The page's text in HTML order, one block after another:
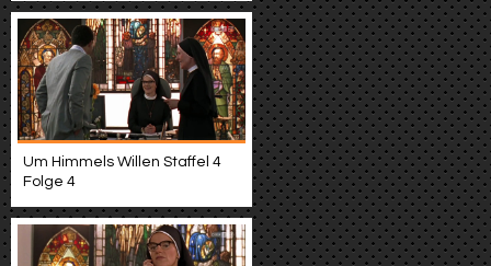
Um Himmels Willen Staffel 4
Folge 4